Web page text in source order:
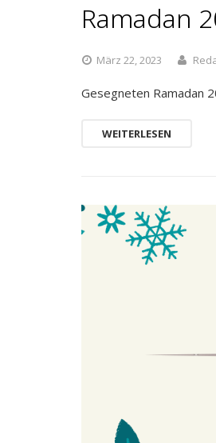
Ramadan
März 22, 2023
Gesegneten Ramadan
WEITERLESEN